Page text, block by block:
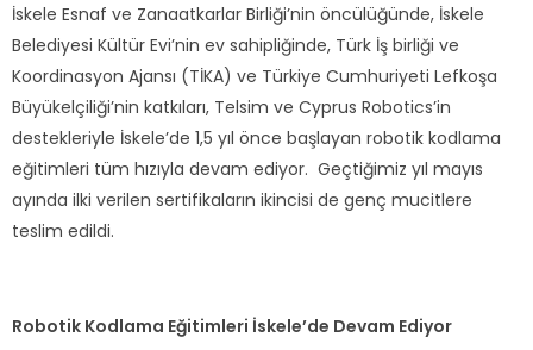
İskele Esnaf ve Zanaatkarlar Birliği’nin öncülüğünde, İskele
Belediyesi Kültür Evi’nin ev sahipliğinde, Türk İş birliği ve
Koordinasyon Ajansı (TİKA) ve Türkiye Cumhuriyeti Lefkoşa
Büyükelçiliği’nin katkıları, Telsim ve Cyprus Robotics’in
destekleriyle İskele’de 1,5 yıl önce başlayan robotik kodlama
eğitimleri tüm hızıyla devam ediyor. Geçtiğimiz yıl mayıs
ayında ilki verilen sertifikaların ikincisi de genç mucitlere
teslim edildi.
Robotik Kodlama Eğitimleri İskele’de Devam Ediyor